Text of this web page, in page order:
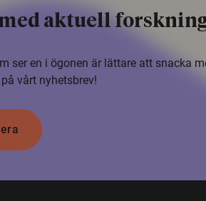
aktuell
ser en i ögonen är lättare att snacka
vårt nyhetsbrev!